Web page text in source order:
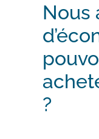
Nous
?